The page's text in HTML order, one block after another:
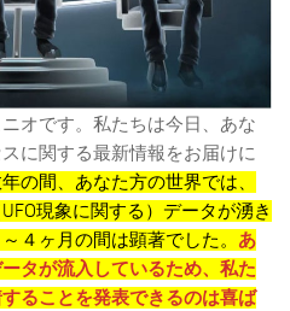
オです。私たちは今日、あな
に関する最新情報をお届けに
の間、あなた方の世界では、
現象に関する）データが湧き
４ヶ月の間は顕著でした。 あ
タが流入しているため、私た
ることを発表できるのは喜ば